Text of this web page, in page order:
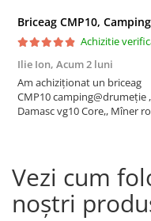
Achizitie
Ilie Ion, Acum 2 luni
Am achiziționat un briceag
CMP10 camping@drumeție
Damasc vg10 Core,, Mîner
,bine ascuțit,recomand , vă
mulțumesc!
Vezi cum
noștri